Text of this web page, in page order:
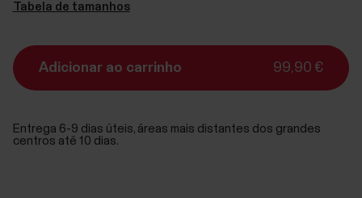
Tabela de tamanhos
Adicionar ao carrinho 99,90 €
Entrega 6-9 dias úteis, áreas mais distantes dos grandes
centros até 10 dias.